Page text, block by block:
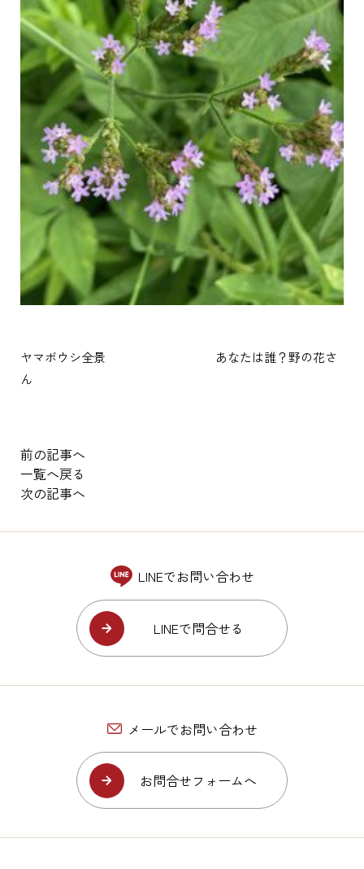
ヤマボウシ全景 あなたは誰？野の花さ
ん
前の記事へ
一覧へ戻る
次の記事へ
LINEでお問い合わせ
LINEで問合せる
メールでお問い合わせ
お問合せフォームへ